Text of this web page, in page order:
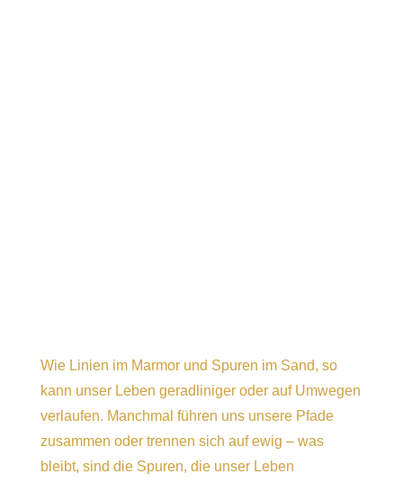
Wie Linien im Marmor und Spuren im Sand, so
kann unser Leben geradliniger oder auf Umwegen
verlaufen. Manchmal führen uns unsere Pfade
zusammen oder trennen sich auf ewig – was
bleibt, sind die Spuren, die unser Leben